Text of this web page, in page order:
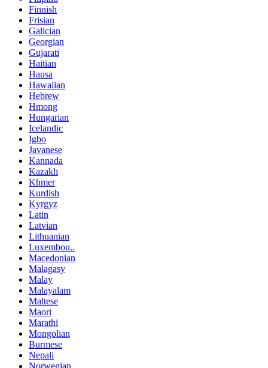
Finnish
Frisian
Galician
Georgian
Gujarati
Haitian
Hausa
Hawaiian
Hebrew
Hmong
Hungarian
Icelandic
Igbo
Javanese
Kannada
Kazakh
Khmer
Kurdish
Kyrgyz
Latin
Latvian
Lithuanian
Luxembou..
Macedonian
Malagasy
Malay
Malayalam
Maltese
Maori
Marathi
Mongolian
Burmese
Nepali